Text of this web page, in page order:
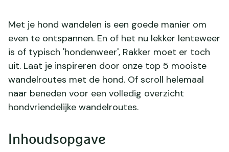
Met je hond wandelen is een goede manier om
even te ontspannen. En of het nu lekker lenteweer
is of typisch 'hondenweer', Rakker moet er toch
uit. Laat je inspireren door onze top 5 mooiste
wandelroutes met de hond. Of scroll helemaal
naar beneden voor een volledig overzicht
hondvriendelijke wandelroutes.
Inhoudsopgave